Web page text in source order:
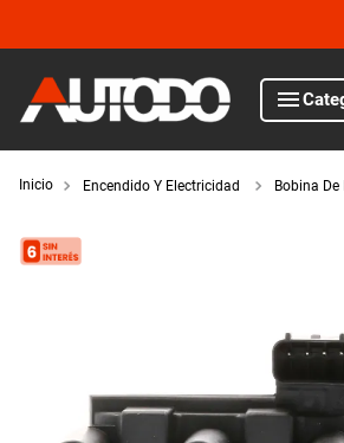
Encendido Y Electricidad Bobina
kits
.
6.
bora
bmw